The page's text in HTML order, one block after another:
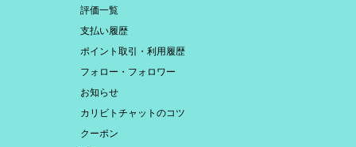
評価一覧
支払い履歴
ポイント取引・利用履歴
フォロー・フォロワー
お知らせ
カリビトチャットのコツ
クーポン